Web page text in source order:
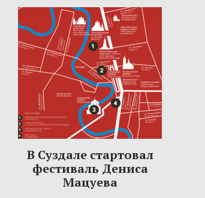
В Суздале стартовал
фестиваль Дениса
Мацуева